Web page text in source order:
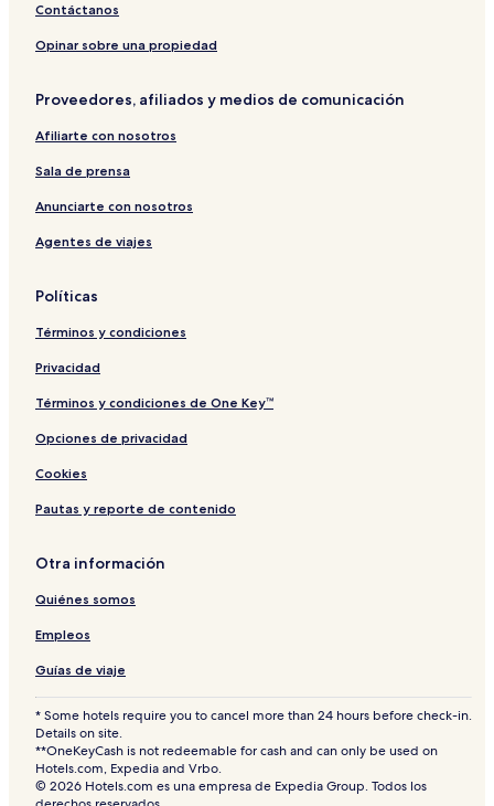
Contáctanos
Opinar sobre una propiedad
Proveedores, afiliados y medios de comunicación
Afiliarte con nosotros
Sala de prensa
Anunciarte con nosotros
Agentes de viajes
Políticas
Términos y condiciones
Privacidad
Términos y condiciones de One Key™
Opciones de privacidad
Cookies
Pautas y reporte de contenido
Otra información
Quiénes somos
Empleos
Guías de viaje
* Some hotels require you to cancel more than 24 hours before check-in.
Details on site.
**OneKeyCash is not redeemable for cash and can only be used on
Hotels.com, Expedia and Vrbo.
© 2026 Hotels.com es una empresa de Expedia Group. Todos los